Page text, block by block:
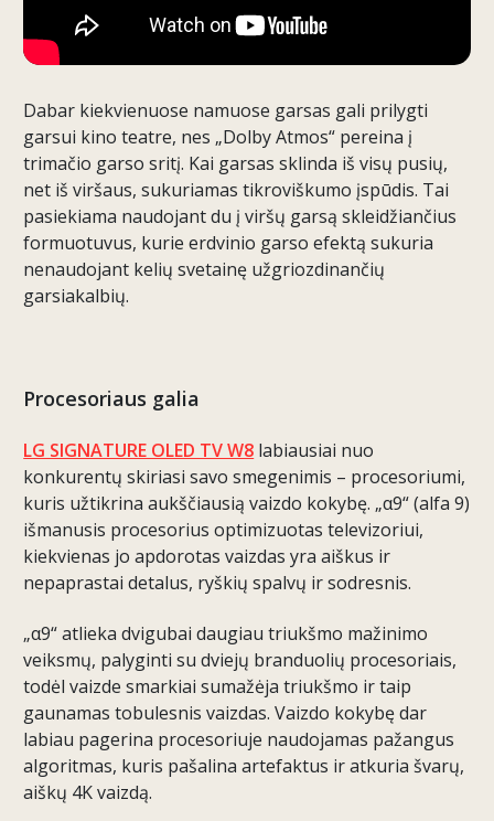
Dabar kiekvienuose namuose garsas gali prilygti
garsui kino teatre, nes „Dolby Atmos“ pereina į
trimačio garso sritį. Kai garsas sklinda iš visų pusių,
net iš viršaus, sukuriamas tikroviškumo įspūdis. Tai
pasiekiama naudojant du į viršų garsą skleidžiančius
formuotuvus, kurie erdvinio garso efektą sukuria
nenaudojant kelių svetainę užgriozdinančių
garsiakalbių.
Procesoriaus galia
LG SIGNATURE OLED TV W8 labiausiai nuo
konkurentų skiriasi savo smegenimis – procesoriumi,
kuris užtikrina aukščiausią vaizdo kokybę. „α9“ (alfa 9)
išmanusis procesorius optimizuotas televizoriui,
kiekvienas jo apdorotas vaizdas yra aiškus ir
nepaprastai detalus, ryškių spalvų ir sodresnis.
„α9“ atlieka dvigubai daugiau triukšmo mažinimo
veiksmų, palyginti su dviejų branduolių procesoriais,
todėl vaizde smarkiai sumažėja triukšmo ir taip
gaunamas tobulesnis vaizdas. Vaizdo kokybę dar
labiau pagerina procesoriuje naudojamas pažangus
algoritmas, kuris pašalina artefaktus ir atkuria švarų,
aiškų 4K vaizdą.